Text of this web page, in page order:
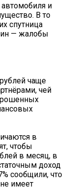
и
В то
спутница
— жалобы
чаще
чей
в
чтобы
в месяц, в
доход
сообщили, что
имеет